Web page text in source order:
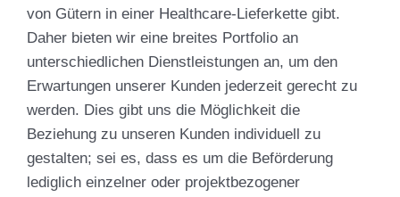
von Gütern in einer Healthcare-Lieferkette gibt.
Daher bieten wir eine breites Portfolio an
unterschiedlichen Dienstleistungen an, um den
Erwartungen unserer Kunden jederzeit gerecht zu
werden. Dies gibt uns die Möglichkeit die
Beziehung zu unseren Kunden individuell zu
gestalten; sei es, dass es um die Beförderung
lediglich einzelner oder projektbezogener